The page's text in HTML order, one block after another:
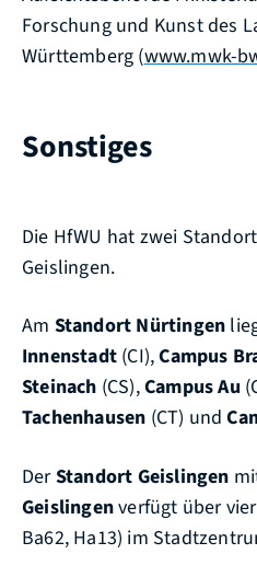
Forschung und Kunst des
Württemberg (www.mwk-
Sonstiges
Die HfWU hat zwei
Geislingen.
Am Standort Nürtingen
Innenstadt (CI),Campus
Steinach (CS),Campus Au
Tachenhausen (CT) und
DerStandort Geislingen
Geislingenverfügt über
Ba62, Ha13) im